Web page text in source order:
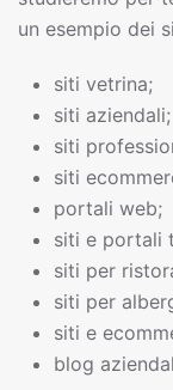
un esempio dei
siti vetrina;
siti aziendali;
siti
siti
portali web;
siti e portali
siti per
siti per
siti e
blog